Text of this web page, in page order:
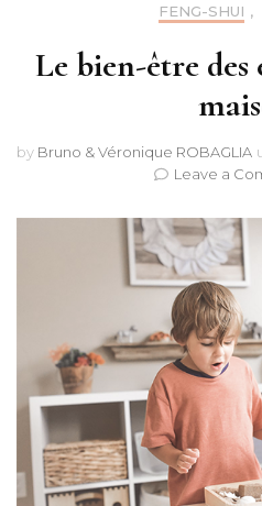
FENG-SHUI ,
Le bien-être des
by Bruno & Véronique ROBAGLIA
Leave a